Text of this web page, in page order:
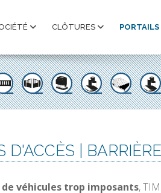
CLÔTURES PORTAILS
D'ACCÈS |
véhicules trop imposants,